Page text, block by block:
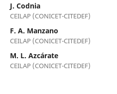
J. Codnia
CEILAP (CONICET-CITEDEF)
F. A. Manzano
CEILAP (CONICET-CITEDEF)
M. L. Azcárate
CEILAP (CONICET-CITEDEF)